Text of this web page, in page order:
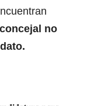
no